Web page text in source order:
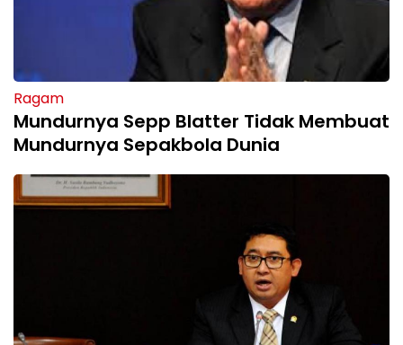
Ragam
Mundurnya Sepp Blatter Tidak Membuat
Mundurnya Sepakbola Dunia